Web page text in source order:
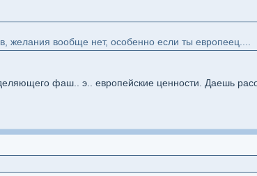
желания вообще нет, особенно если ты европеец....
фаш.. э.. европейские ценности. Даешь